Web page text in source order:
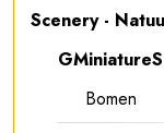
Scenery -
GMiniatureS
Bomen